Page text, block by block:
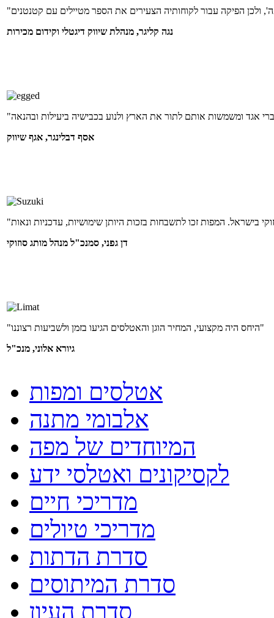
נגה קליגר, מנהלת שיווק דיגטלי וקידום מכירות
אסף דבלינגר, אגף שיווק
דן גפני, סמנכ"ל מנהל מותג סוזוקי
"היחס היה מקצועי, המחיר הוגן והאטלסים הגיעו בזמן ולשביעות רצוננו"
גיורא אלוני, מנכ"ל
אטלסים ומפות
אלבומי מתנה
המיוחדים של מפה
לקסיקונים ואטלסי ידע
מדריכי חיים
מדריכי טיולים
סדרת הדתות
סדרת המיתוסים
סדרת העיון